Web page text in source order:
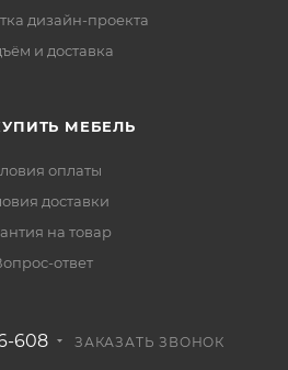
дизайн-проекта
и доставка
МЕБЕЛЬ
оплаты
доставки
на товар
ответ
608 ЗАКАЗАТЬ ЗВОНОК